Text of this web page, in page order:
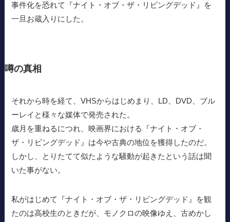
事件化を恐れて『ナイト・オブ・ザ・リビングデッド』を
一旦お蔵入りにした。
噂の真相
それから時を経て、VHSからはじめまり、LD、DVD、ブル
ーレイと様々な媒体で発売された。
歳月を重ねるにつれ、映画界における『ナイト・オブ・
ザ・リビングデッド』は今や古典の地位を獲得したのだ。
しかし、とりたてて似たような騒動が起きたという話は聞
いた事がない。
私がはじめて『ナイト・オブ・ザ・リビングデッド』を観
たのは高校生のときだが、モノクロの映像ゆえ、古めかし